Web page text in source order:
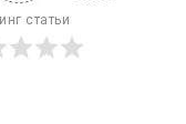
статьи